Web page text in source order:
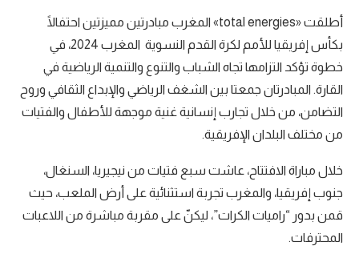
أطلقت «total energies» المغرب مبادرتين مميزتين احتفالًا
بكأس إفريقيا للأمم لكرة القدم النسوية المغرب 2024، في
خطوة تؤكد التزامها تجاه الشباب والتنوع والتنمية الرياضية في
القارة. المبادرتان جمعتا بين الشغف الرياضي والإبداع الثقافي وروح
التضامن، من خلال تجارب إنسانية غنية موجهة للأطفال والفتيات
من مختلف البلدان الإفريقية.
خلال مباراة الافتتاح، عاشت سبع فتيات من نيجيريا، السنغال،
جنوب إفريقيا، والمغرب تجربة استثنائية على أرض الملعب، حيث
قمن بدور “راميات الكرات”، ليكنّ على مقربة مباشرة من اللاعبات
المحترفات.